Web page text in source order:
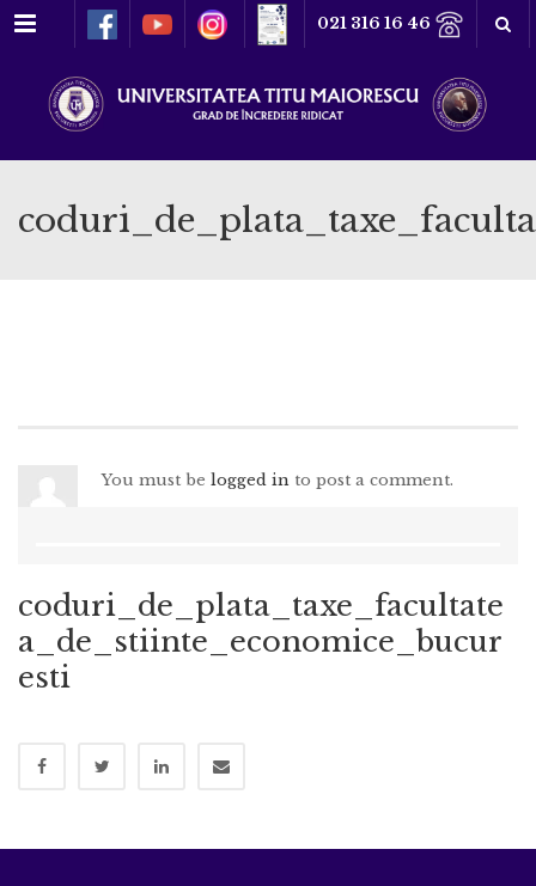
Meniu 021 316 16 46
You must be logged in to post a comment.
coduri_de_plata_taxe_facultate
a_de_stiinte_economice_bucur
esti